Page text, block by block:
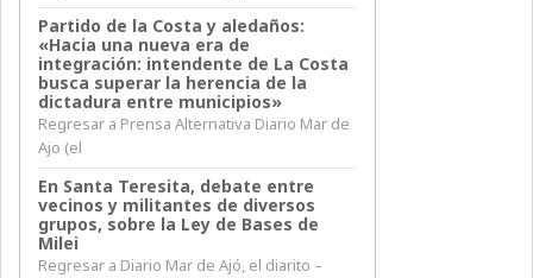
Partido de la Costa y aledaños:
«Hacia una nueva era de
integración: intendente de La Costa
busca superar la herencia de la
dictadura entre municipios»
Regresar a Prensa Alternativa Diario Mar de
Ajo (el
En Santa Teresita, debate entre
vecinos y militantes de diversos
grupos, sobre la Ley de Bases de
Milei
Regresar a Diario Mar de Ajó, el diarito –